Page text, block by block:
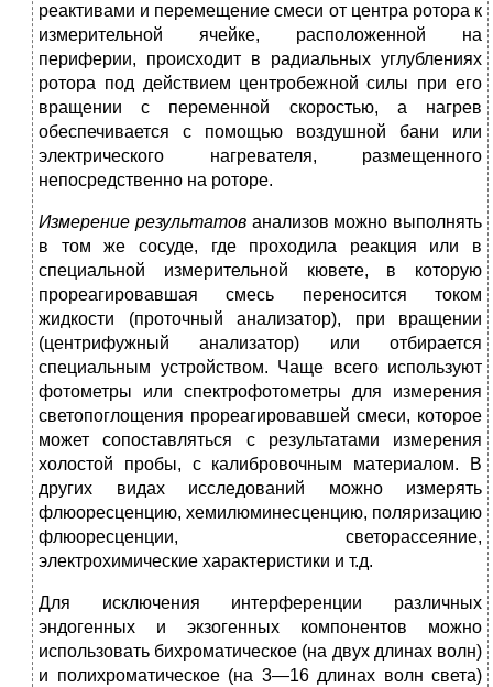
реактивами и перемещение смеси от центра ротора к
измерительной ячейке, расположенной на
периферии, происходит в радиальных углуб­лениях
ротора под действием центробежной силы при его
враще­нии с переменной скоростью, а нагрев
обеспечивается с помо­щью воздушной бани или
электрического нагревателя, размещен­ного
непосредственно на роторе.
Измерение результатов анализов можно выполнять
в том же сосуде, где проходила реакция или в
специальной измерительной кювете, в которую
прореагировавшая смесь переносится током
жидкости (проточный анализатор), при вращении
(центрифуж­ный анализатор) или отбирается
специальным устройством. Чаще всего используют
фотометры или спектрофотометры для измере­ния
светопоглощения прореагировавшей смеси, которое
может сопоставляться с результатами измерения
холостой пробы, с ка­либровочным материалом. В
других видах исследований можно из­мерять
флюоресценцию, хемилюминесценцию, поляризацию
флюоресценции, светорассеяние,
электрохимические характери­стики и т.д.
Для исключения интерференции различных
эндогенных и эк­зогенных компонентов можно
использовать бихроматическое (на двух длинах волн)
и полихроматическое (на 3—16 длинах волн света)